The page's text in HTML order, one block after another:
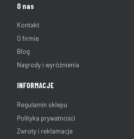
Linki w stopce
O nas
Kontakt
O firmie
Blog
Nagrody i wyróżnienia
INFORMACJE
Regulamin sklepu
Polityka prywatności
Zwroty i reklamacje